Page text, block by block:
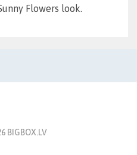
Flowers look.
BIGBOX.LV